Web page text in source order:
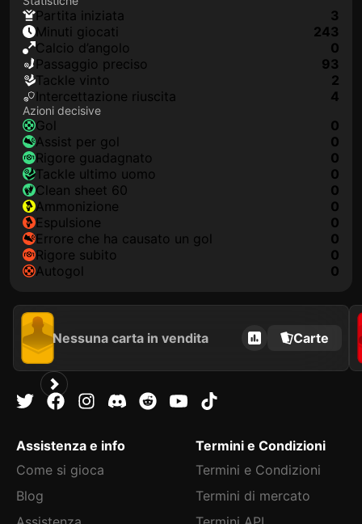
Partita iniziata
3
Minuti giocati
243
Calcio d’angolo
0
Passaggio preciso
93
Tackle vinto
2
Intercettazione riuscita
4
Azioni decisive
Gol
0
Assist per gol
0
Rigore guadagnato
0
Tackle ultimo uomo
0
clean sheet 60
0
Ammonizione
0
Espulsione
0
Errore che ha causato un gol
0
Rigore subito
0
Autogol
0
Nessuna carta in vendita Carte
Assistenza e info
Come si gioca
Blog
Termini e Condizioni
Termini e Condizioni
Termini di mercato